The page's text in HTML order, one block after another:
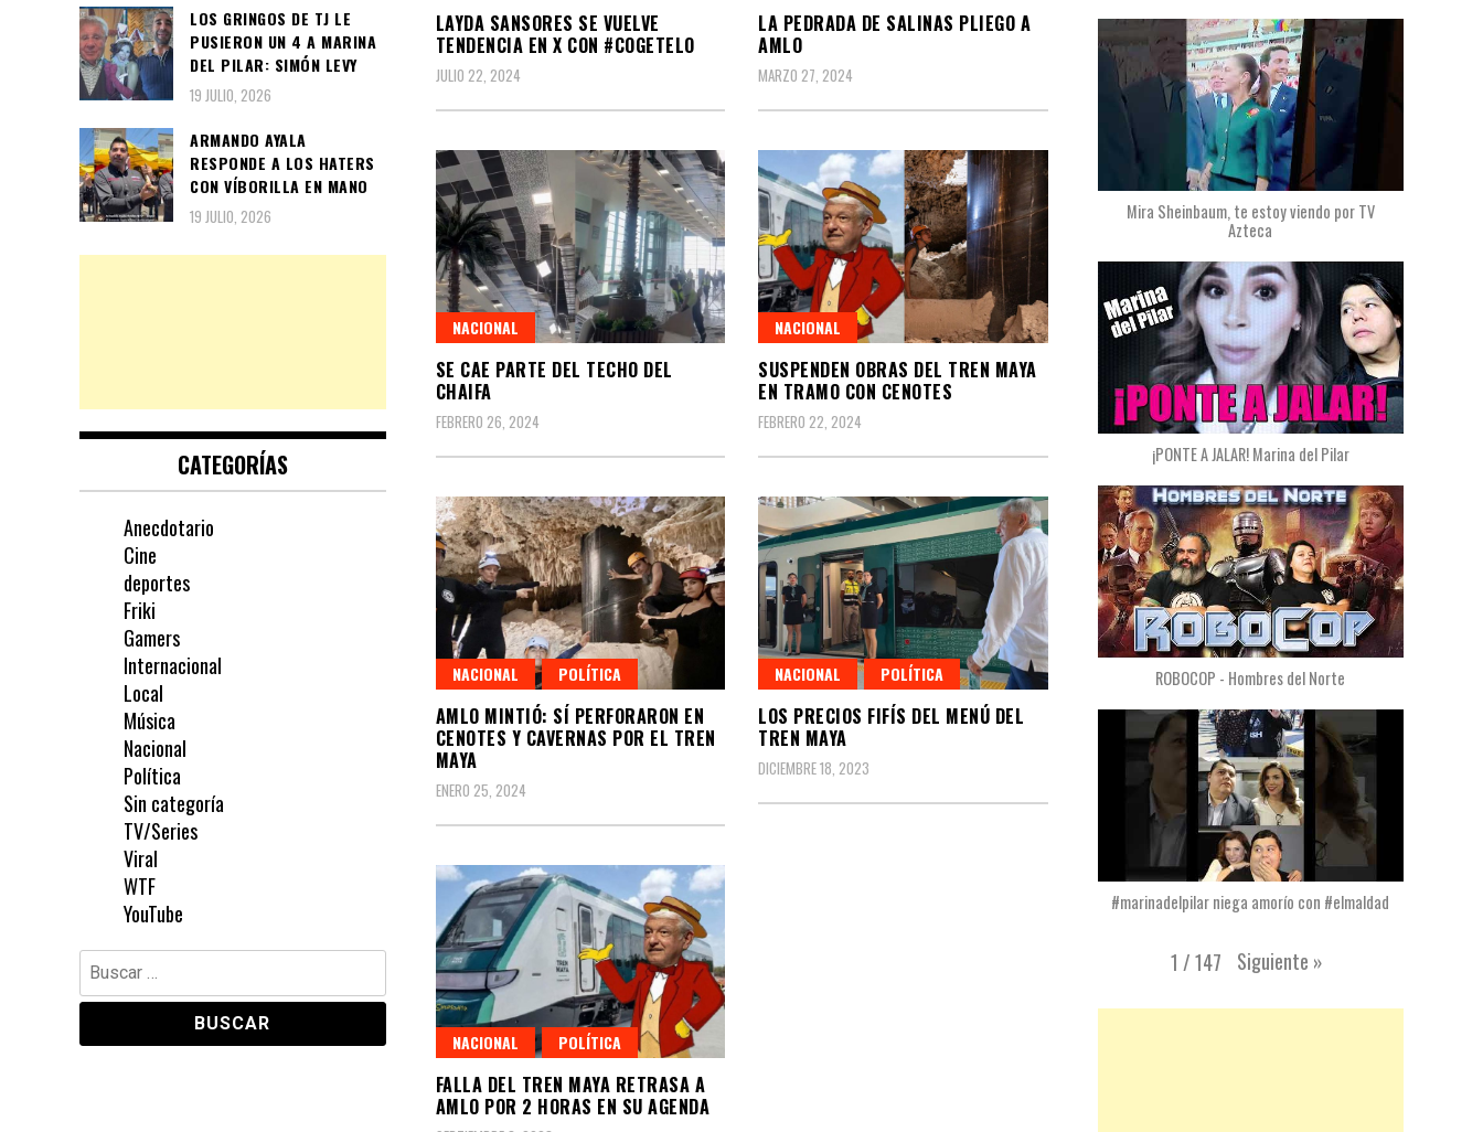
LAYDA SANSORES SE VUELVE
TENDENCIA EN X CON #COGETELO
JULIO 22, 2024
LA PEDRADA DE SALINAS PLIEGO A
AMLO
MARZO 27, 2024
NACIONAL
SE CAE PARTE DEL TECHO DEL
CHAIFA
FEBRERO 26, 2024
NACIONAL
SUSPENDEN OBRAS DEL TREN MAYA
EN TRAMO CON CENOTES
FEBRERO 22, 2024
NACIONAL POLÍTICA
AMLO MINTIÓ: SÍ PERFORARON EN
CENOTES Y CAVERNAS POR EL TREN
MAYA
ENERO 25, 2024
NACIONAL POLÍTICA
LOS PRECIOS FIFÍS DEL MENÚ DEL
TREN MAYA
DICIEMBRE 18, 2023
NACIONAL POLÍTICA
FALLA DEL TREN MAYA RETRASA A
AMLO POR 2 HORAS EN SU AGENDA
LOS GRINGOS DE TJ LE
PUSIERON UN 4 A MARINA
DEL PILAR: SIMÓN LEVY
19 JULIO, 2026
ARMANDO AYALA
RESPONDE A LOS HATERS
CON VÍBORILLA EN MANO
19 JULIO, 2026
CATEGORÍAS
Anecdotario
Cine
deportes
Friki
Gamers
Internacional
Local
Música
Nacional
Política
Sin categoría
TV/Series
Viral
WTF
YouTube
Buscar:
Mira Sheinbaum, te estoy viendo por TV
Azteca
¡PONTE A JALAR! Marina del Pilar
ROBOCOP - Hombres del Norte
#marinadelpilar niega amorío con #elmaldad
1 / 147 Siguiente »